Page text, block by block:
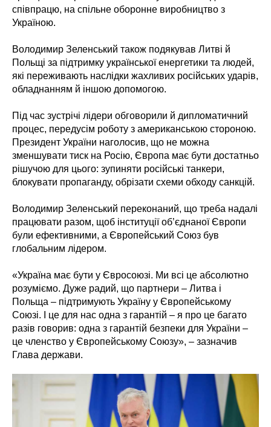
співпрацю, на спільне оборонне виробництво з
Україною.
Володимир Зеленський також подякував Литві й
Польщі за підтримку української енергетики та людей,
які переживають наслідки жахливих російських ударів,
обладнанням й іншою допомогою.
Під час зустрічі лідери обговорили й дипломатичний
процес, передусім роботу з американською стороною.
Президент України наголосив, що не можна
зменшувати тиск на Росію, Європа має бути достатньо
рішучою для цього: зупиняти російські танкери,
блокувати пропаганду, обрізати схеми обходу санкцій.
Володимир Зеленський переконаний, що треба надалі
працювати разом, щоб інституції об’єднаної Європи
були ефективними, а Європейський Союз був
глобальним лідером.
«Україна має бути у Євросоюзі. Ми всі це абсолютно
розуміємо. Дуже радий, що партнери – Литва і
Польща – підтримують Україну у Європейському
Союзі. І це для нас одна з гарантій – я про це багато
разів говорив: одна з гарантій безпеки для України –
це членство у Європейському Союзу», – зазначив
Глава держави.